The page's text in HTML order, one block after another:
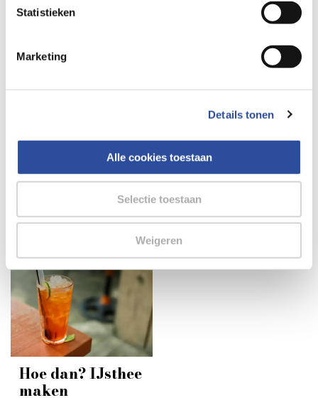
Statistieken
Marketing
Details tonen
Alle cookies toestaan
Selectie toestaan
Weigeren
Wondverzorging
Hoe dan? Beach Hoe dan?
Voetverzorging
in de zomer
Hoe dan? IJsthee
maken